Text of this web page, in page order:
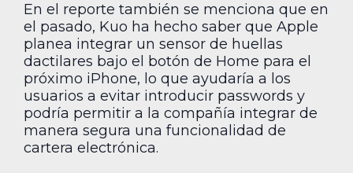
En el reporte también se menciona que en
el pasado, Kuo ha hecho saber que Apple
planea integrar un sensor de huellas
dactilares bajo el botón de Home para el
próximo iPhone, lo que ayudaría a los
usuarios a evitar introducir passwords y
podría permitir a la compañía integrar de
manera segura una funcionalidad de
cartera electrónica.